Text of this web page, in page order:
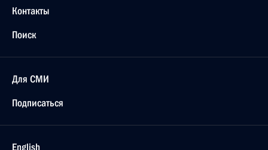
Контакты
Поиск
Для СМИ
Подписаться
English